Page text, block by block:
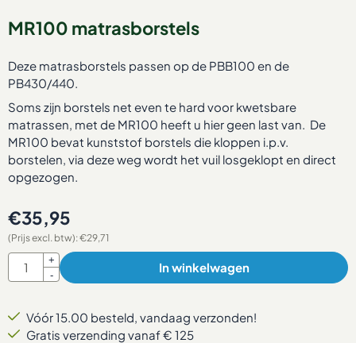
MR100 matrasborstels
Deze matrasborstels passen op de PBB100 en de
PB430/440.
Soms zijn borstels net even te hard voor kwetsbare
matrassen, met de MR100 heeft u hier geen last van. De
MR100 bevat kunststof borstels die kloppen i.p.v.
borstelen, via deze weg wordt het vuil losgeklopt en direct
opgezogen.
€35,95
(Prijs excl. btw):€29,71
Aantal
+
-
In winkelwagen
Vóór 15.00 besteld, vandaag verzonden!
Gratis verzending vanaf € 125